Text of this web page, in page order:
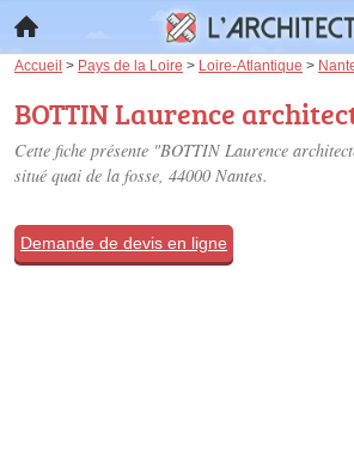
Accueil > Pays de la Loire > Loire-Atlantique >
BOTTIN Laurence
Cette fiche présente "BOTTIN Laurence
situé quai de la fosse, 44000 Nantes.
Demande de devis en ligne